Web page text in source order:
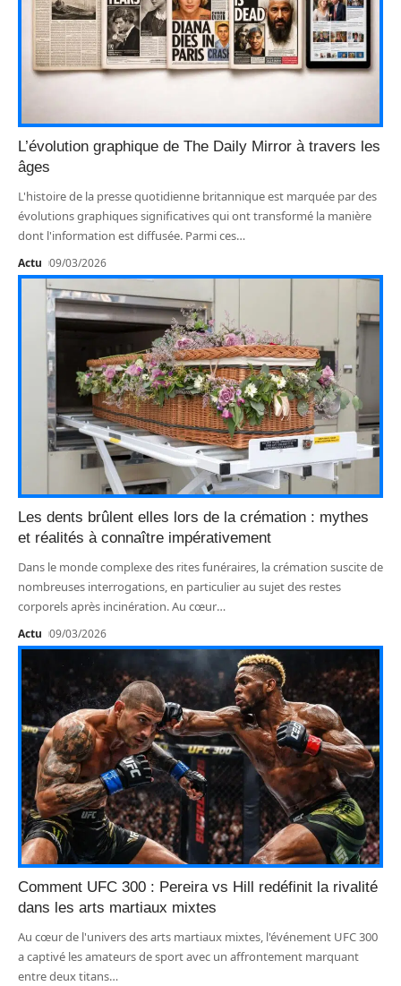
L’évolution graphique de The Daily Mirror à travers les
âges
L'histoire de la presse quotidienne britannique est marquée par des
évolutions graphiques significatives qui ont transformé la manière
dont l'information est diffusée. Parmi ces…
Actu 09/03/2026
Les dents brûlent elles lors de la crémation : mythes
et réalités à connaître impérativement
Dans le monde complexe des rites funéraires, la crémation suscite de
nombreuses interrogations, en particulier au sujet des restes
corporels après incinération. Au cœur…
Actu 09/03/2026
Comment UFC 300 : Pereira vs Hill redéfinit la rivalité
dans les arts martiaux mixtes
Au cœur de l'univers des arts martiaux mixtes, l'événement UFC 300
a captivé les amateurs de sport avec un affrontement marquant
entre deux titans…